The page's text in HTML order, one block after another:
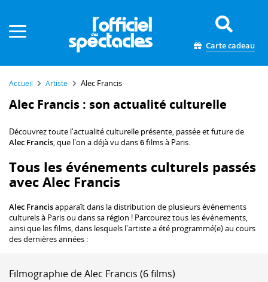
Carte cadeau
Accueil Artiste Alec Francis
Alec Francis : son actualité culturelle
Découvrez toute l'actualité culturelle présente, passée et future de
Alec Francis, que l'on a déjà vu dans6films à Paris.
Tous les événements culturels passés
avec Alec Francis
Alec Francisapparaît dans la distribution de plusieurs événements
culturels à Paris ou dans sa région ! Parcourez tous les événements,
ainsi que les films, dans lesquels l'artiste a été programmé(e) au cours
des dernières années :
Filmographie de Alec Francis (6 films)